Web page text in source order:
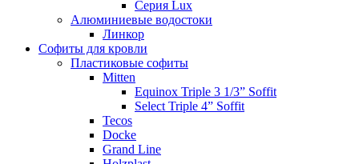
Серия Lux
Алюминиевые водостоки
Линкор
Софиты для кровли
Пластиковые софиты
Mitten
Equinox Triple 3 1/3” Soffit
Select Triple 4” Soffit
Tecos
Docke
Grand Line